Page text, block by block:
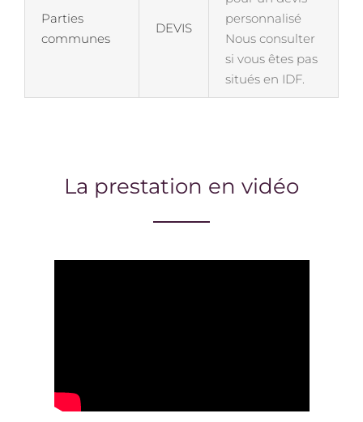
Parties
communes
DEVIS
personnalisé
Nous consulter
si vous êtes pas
situés en IDF.
La prestation en vidéo